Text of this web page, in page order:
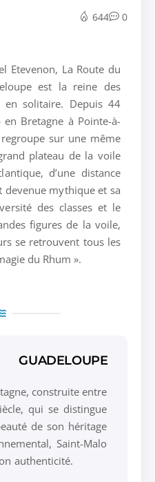
644 0
Etevenon, La Route du
est la reine des
en solitaire. Depuis 44
Bretagne à Pointe-à-
sur une même
plateau de la voile
d’une distance
mythique et sa
des classes et le
figures de la voile,
se retrouvent tous les
du Rhum ».
GUADELOUPE
construite entre
qui se distingue
de son héritage
Saint-Malo
authenticité.